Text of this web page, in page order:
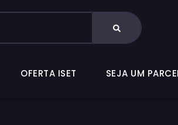
SEJA UM
OFERTA ISET SEJA UM